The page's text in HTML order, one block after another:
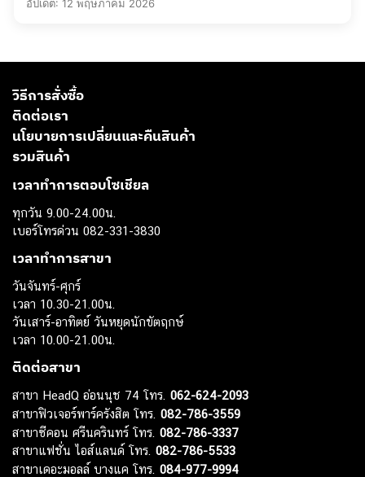
อัปเดต: 12 พฤษภาคม 2026
วิธีการสั่งซื้อ
ติดต่อเรา
นโยบายการเปลี่ยนและคืนสินค้า
รวมสินค้า
เวลาทำการตอบโซเชียล
ทุกวัน 9.00-24.00น.
เบอร์โทรด่วน 082-331-3830
เวลาทำการสาขา
วันจันทร์-ศุกร์
เวลา 10.30-21.00น.
วันเสาร์-อาทิตย์ วันหยุดนักขัตฤกษ์
เวลา 10.00-21.00น.
ติดต่อสาขา
สาขา HeadQ อ่อนนุช 74 โทร. 062-624-2093
สาขาฟิวเจอร์พาร์ครังสิต โทร. 082-786-3559
สาขาซีคอน ศรีนครินทร์ โทร. 082-786-3337
สาขาแฟชั่น ไอส์แลนด์ โทร. 082-786-5533
สาขาเดอะมอลล์ บางแค โทร. 084-977-9994